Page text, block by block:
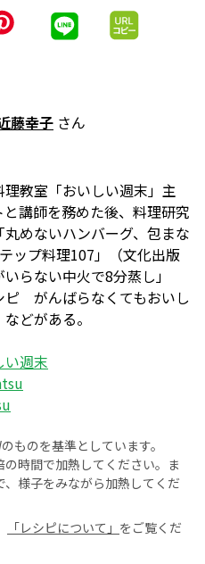
藤幸子 さん
教室「おいしい週末」主
講師を務めた後、料理研究
めないハンバーグ、包まな
ップ料理107」（文化出版
らない中火で8分蒸し」
ピ がんばらなくてもおいし
どがある。
い週末
ものを基準としています。
時間で加熱してください。ま
様子をみながら加熱してくだ
「レシピについて」 をご覧くだ